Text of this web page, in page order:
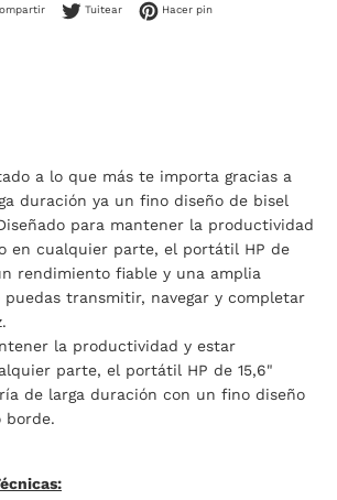
Compartir en Facebook
TuitearTuitear en Twitter
Hacer pinPinear en Pinterest
a lo que más te importa gracias a
duración ya un fino diseño de bisel
para mantener la productividad
en cualquier parte, el portátil HP de
rendimiento fiable y una amplia
transmitir, navegar y completar
la productividad y estar
parte, el portátil HP de 15,6"
de larga duración con un fino diseño
borde.